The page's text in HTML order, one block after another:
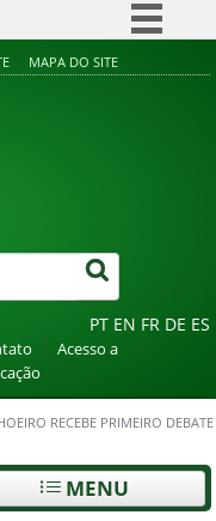
Simplifique!
Canais
MAPA DO SITE
PT EN FR DE ES
Acesso a
RECEBE PRIMEIRO DEBATE
MENU